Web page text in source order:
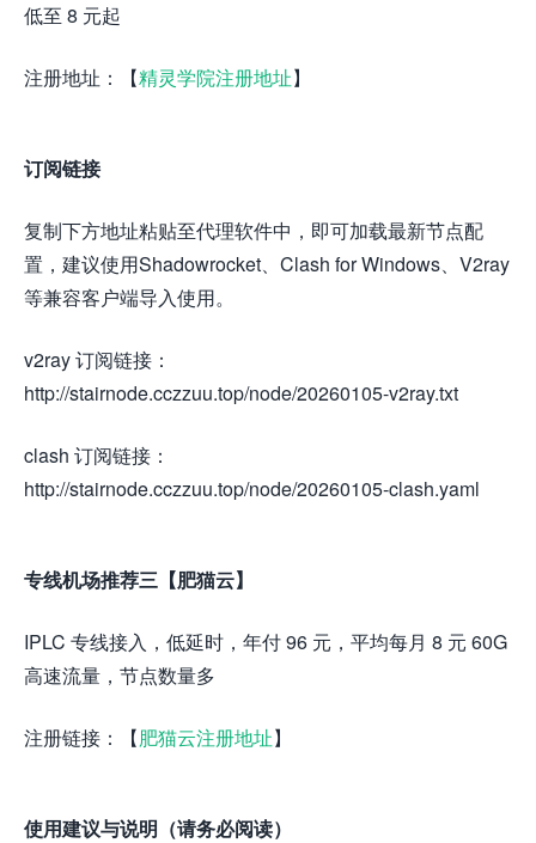
低至 8 元起
注册地址：【精灵学院注册地址】
订阅链接
复制下方地址粘贴至代理软件中，即可加载最新节点配
置，建议使用Shadowrocket、Clash for Windows、V2ray
等兼容客户端导入使用。
v2ray 订阅链接：
http://stairnode.cczzuu.top/node/20260105-v2ray.txt
clash 订阅链接：
http://stairnode.cczzuu.top/node/20260105-clash.yaml
专线机场推荐三【肥猫云】
IPLC 专线接入，低延时，年付 96 元，平均每月 8 元 60G
高速流量，节点数量多
注册链接：【肥猫云注册地址】
使用建议与说明（请务必阅读）